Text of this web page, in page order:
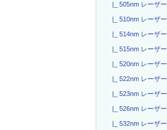
|_ 505nm レーザー
|_ 510nm レーザー
|_ 514nm レーザー
|_ 515nm レーザー
|_ 520nm レーザー
|_ 522nm レーザー
|_ 523nm レーザー
|_ 526nm レーザー
|_ 532nm レーザー